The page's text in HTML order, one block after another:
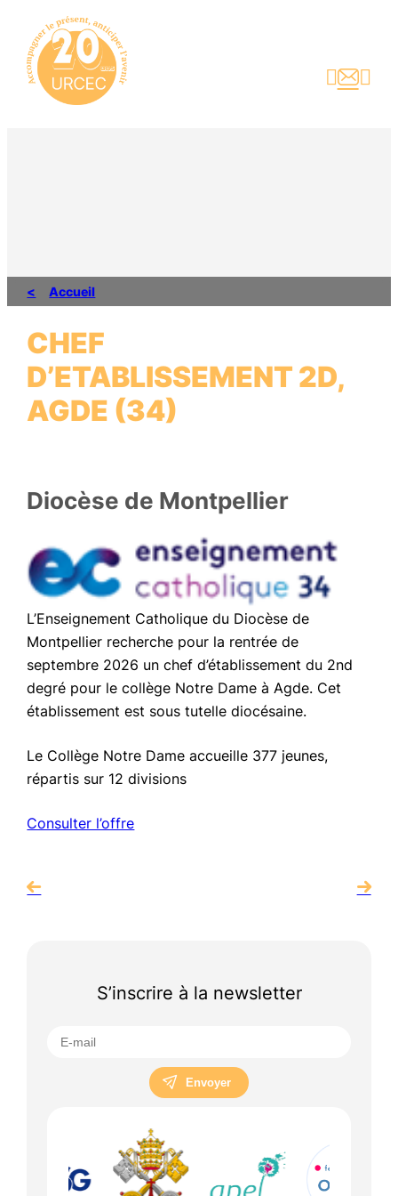
contenu

Accueil
CHEF
D’ETABLISSEMENT 2D,
AGDE (34)
Diocèse de Montpellier
L’Enseignement Catholique du Diocèse de
Montpellier recherche pour la rentrée de
septembre 2026 un chef d’établissement du 2nd
degré pour le collège Notre Dame à Agde. Cet
établissement est sous tutelle diocésaine.
Le Collège Notre Dame accueille 377 jeunes,
répartis sur 12 divisions
Consulter l’offre
S’inscrire à la newsletter
Envoyer